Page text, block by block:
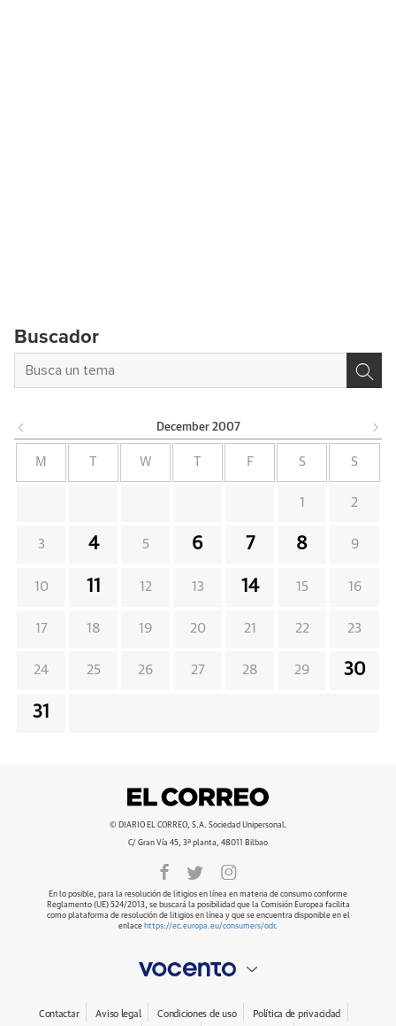
Buscador
December 2007
M W F S S
1 2
3 4 5 6 7 8 9
10 11 12 13 14 15 16
17 18 19 20 21 22 23
24 25 26 27 28 29 30
31
© DIARIO EL CORREO, S.A. Sociedad Unipersonal.
C/ Gran Vía 45, 3ª planta, 48011 Bilbao
En lo posible, para la resolución de litigios en línea en materia de consumo conforme
Reglamento (UE) 524/2013, se buscará la posibilidad que la Comisión Europea facilita
como plataforma de resolución de litigios en línea y que se encuentra disponible en el
enlace https://ec.europa.eu/consumers/odr.
Contactar Aviso legal Condiciones de uso Política de privacidad